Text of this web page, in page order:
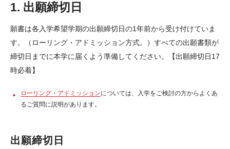
1. 出願締切日
願書は各入学希望学期の出願締切日の1年前から受け付けていま
す。（ローリング・アドミッション方式。）すべての出願書類が
締切日までに本学に届くよう準備してください。【出願締切日17
時必着】
ローリング・アドミッションについては、入学をご検討の方からよくあ
るご質問に説明があります。
出願締切日